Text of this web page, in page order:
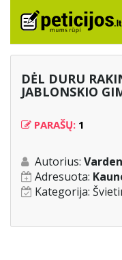
DĖL DURU
JABLONSKIO
PARAŠŲ: 1
Autorius:
Adresuota:
Kategorija: